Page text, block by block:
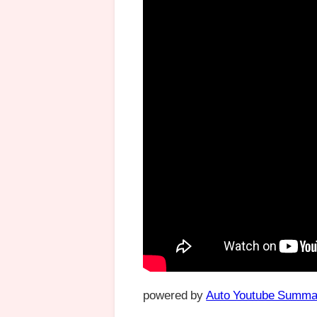
powered by Auto Youtube